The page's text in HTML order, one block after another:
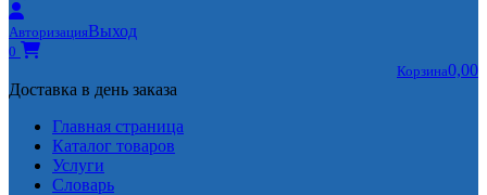
АвторизацияВыход
0
Корзина0,00
Доставка в день заказа
Главная страница
Каталог товаров
Услуги
Словарь